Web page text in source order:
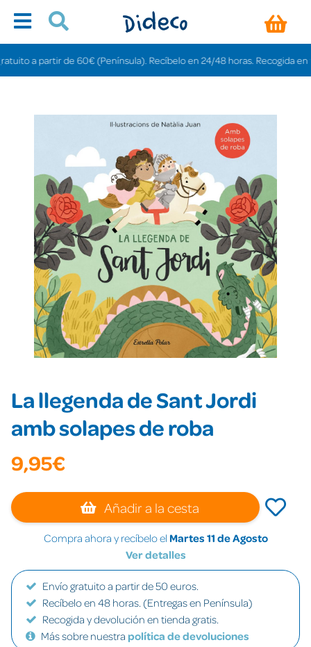
a partir de 60€ (Península). Recíbelo en 24/48 horas. Recogida en
La llegenda de Sant Jordi
amb solapes de roba
9,95€
Añadir a la cesta
Compra ahora y recíbelo el Martes 11 de Agosto
Ver detalles
Envío gratuito a partir de 50 euros.
Recíbelo en 48 horas. (Entregas en Península)
Recogida y devolución en tienda gratis.
Más sobre nuestra política de devoluciones